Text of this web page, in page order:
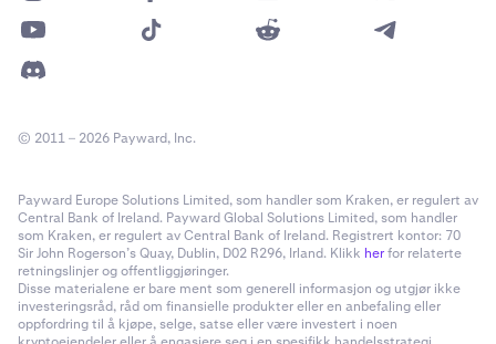
© 2011 – 2026 Payward, Inc.
Payward Europe Solutions Limited, som handler som Kraken, er regulert av
Central Bank of Ireland. Payward Global Solutions Limited, som handler
som Kraken, er regulert av Central Bank of Ireland. Registrert kontor: 70
Sir John Rogerson’s Quay, Dublin, D02 R296, Irland. Klikk herfor relaterte
retningslinjer og offentliggjøringer.
Disse materialene er bare ment som generell informasjon og utgjør ikke
investeringsråd, råd om finansielle produkter eller en anbefaling eller
oppfordring til å kjøpe, selge, satse eller være investert i noen